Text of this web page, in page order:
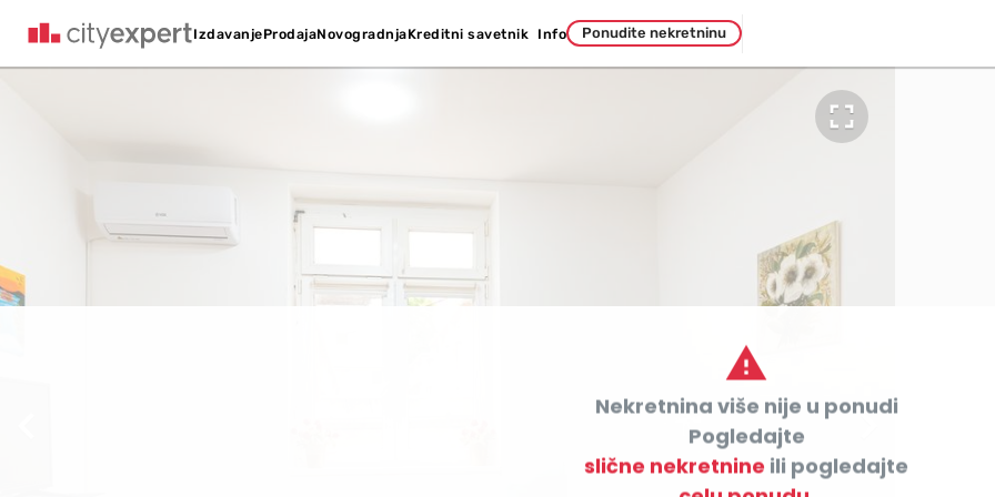
IzdavanjeProdajaNovogradnjaKreditni savetnik Info Ponudite nekretninu



Nekretnina više nije u ponudi
Pogledajte
slične nekretnine ili pogledajte